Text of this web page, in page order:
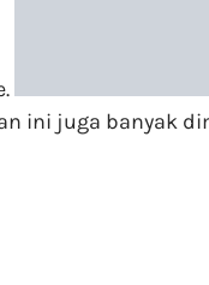
ini juga banyak